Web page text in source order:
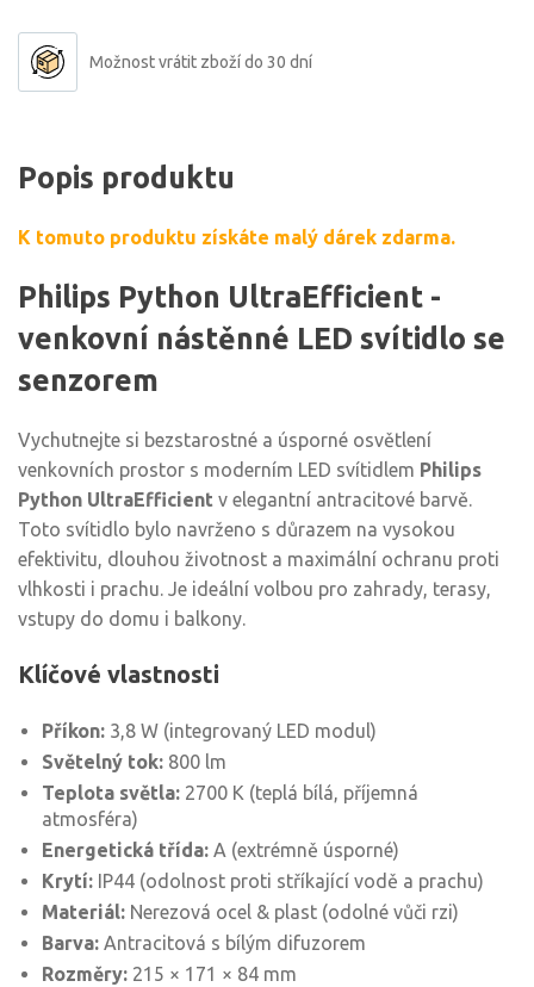
Možnost vrátit zboží do 30 dní
Popis produktu
K tomuto produktu získáte malý dárek zdarma.
Philips Python UltraEfficient -
venkovní nástěnné LED svítidlo se
senzorem
Vychutnejte si bezstarostné a úsporné osvětlení
venkovních prostor s moderním LED svítidlem Philips
Python UltraEfficient v elegantní antracitové barvě.
Toto svítidlo bylo navrženo s důrazem na vysokou
efektivitu, dlouhou životnost a maximální ochranu proti
vlhkosti i prachu. Je ideální volbou pro zahrady, terasy,
vstupy do domu i balkony.
Klíčové vlastnosti
Příkon: 3,8 W (integrovaný LED modul)
Světelný tok: 800 lm
Teplota světla: 2700 K (teplá bílá, příjemná
atmosféra)
Energetická třída: A (extrémně úsporné)
Krytí: IP44 (odolnost proti stříkající vodě a prachu)
Materiál: Nerezová ocel & plast (odolné vůči rzi)
Barva: Antracitová s bílým difuzorem
Rozměry: 215 × 171 × 84 mm